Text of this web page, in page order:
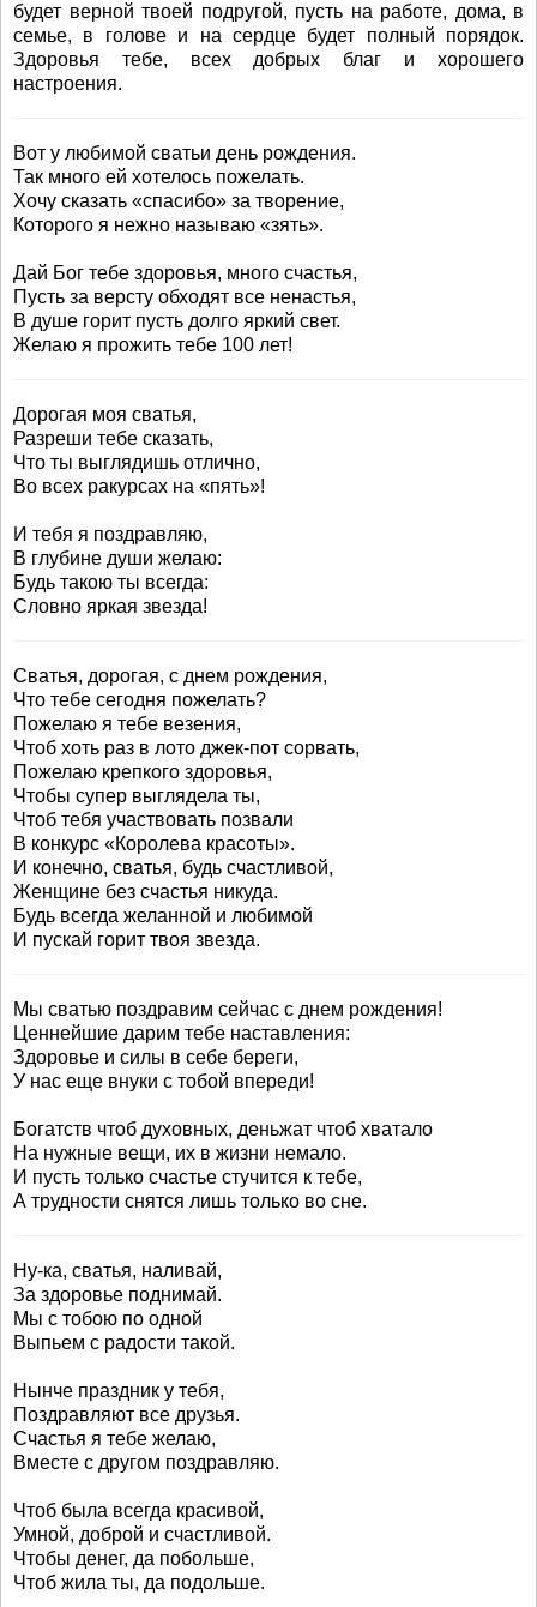
будет верной твоей подругой, пусть на работе, дома, в
семье, в голове и на сердце будет полный порядок.
Здоровья тебе, всех добрых благ и хорошего
настроения.
Вот у любимой сватьи день рождения.
Так много ей хотелось пожелать.
Хочу сказать «спасибо» за творение,
Которого я нежно называю «зять».
Дай Бог тебе здоровья, много счастья,
Пусть за версту обходят все ненастья,
В душе горит пусть долго яркий свет.
Желаю я прожить тебе 100 лет!
Дорогая моя сватья,
Разреши тебе сказать,
Что ты выглядишь отлично,
Во всех ракурсах на «пять»!
И тебя я поздравляю,
В глубине души желаю:
Будь такою ты всегда:
Словно яркая звезда!
Сватья, дорогая, с днем рождения,
Что тебе сегодня пожелать?
Пожелаю я тебе везения,
Чтоб хоть раз в лото джек-пот сорвать,
Пожелаю крепкого здоровья,
Чтобы супер выглядела ты,
Чтоб тебя участвовать позвали
В конкурс «Королева красоты».
И конечно, сватья, будь счастливой,
Женщине без счастья никуда.
Будь всегда желанной и любимой
И пускай горит твоя звезда.
Мы сватью поздравим сейчас с днем рождения!
Ценнейшие дарим тебе наставления:
Здоровье и силы в себе береги,
У нас еще внуки с тобой впереди!
Богатств чтоб духовных, деньжат чтоб хватало
На нужные вещи, их в жизни немало.
И пусть только счастье стучится к тебе,
А трудности снятся лишь только во сне.
Ну-ка, сватья, наливай,
За здоровье поднимай.
Мы с тобою по одной
Выпьем с радости такой.
Нынче праздник у тебя,
Поздравляют все друзья.
Счастья я тебе желаю,
Вместе с другом поздравляю.
Чтоб была всегда красивой,
Умной, доброй и счастливой.
Чтобы денег, да побольше,
Чтоб жила ты, да подольше.